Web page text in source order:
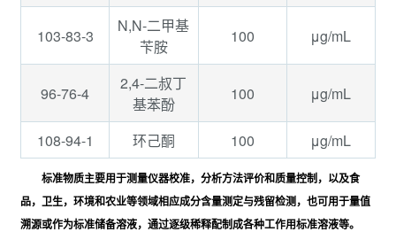
103-83-3
N,N-二甲基
苄胺
100 μg/mL
96-76-4
2,4-二叔丁
基苯酚
100 μg/mL
108-94-1 环己酮 100 μg/mL
标准物质主要用于测量仪器校准，分析方法评价和质量控制，以及食
品，卫生，环境和农业等领域相应成分含量测定与残留检测，也可用于量值
溯源或作为标准储备溶液，通过逐级稀释配制成各种工作用标准溶液等。